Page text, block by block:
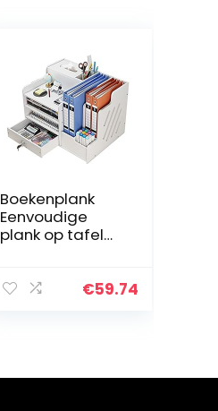
Boekenplank
Eenvoudige
plank op tafel
Boeken- en€59.74